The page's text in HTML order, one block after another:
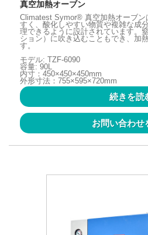
真空加熱オーブン
Climatest Symor® 真空加熱オーブン
すく、酸化しやすい物質や複雑な成
理できるように設計されています。
ション）に吹き込むこともでき、
す。
モデル: TZF-6090
容量: 90L
内寸：450×450×450mm
外形寸法：755×595×720mm
続きを読
お問い合わせ